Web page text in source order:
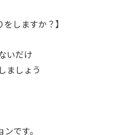
しますか？】
いだけ
ましょう
です。